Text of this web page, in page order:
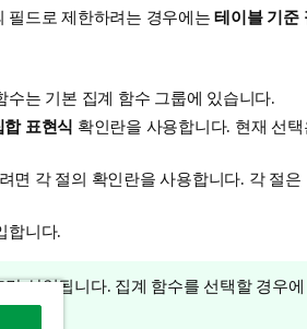
필드로 제한하려는 경우에는테이블 기준
는 기본 집계 함수 그룹에 있습니다.
합 표현식 확인란을 사용합니다. 현재 선택
면 각 절의 확인란을 사용합니다. 각 절은
합니다.
삽입됩니다. 집계 함수를 선택할 경우에